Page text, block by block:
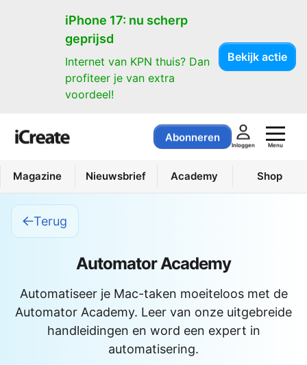
iPhone 17: nu scherp
geprijsd
Internet van KPN thuis? Dan
profiteer je van extra
voordeel!
Bekijk actie
Abonneren
Inloggen Menu
Magazine Nieuwsbrief Academy Shop
Terug
Automator Academy
Automatiseer je Mac-taken moeiteloos met de
Automator Academy. Leer van onze uitgebreide
handleidingen en word een expert in
automatisering.